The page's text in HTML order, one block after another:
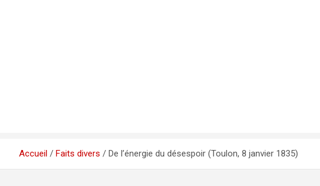
Accueil Faits divers De l’énergie du désespoir (Toulon, 8 janvier 1835)